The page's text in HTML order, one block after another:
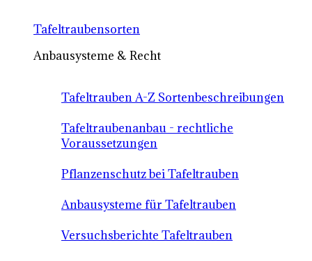
Tafeltraubensorten
Anbausysteme & Recht
Tafeltrauben A-Z Sortenbeschreibungen
Tafeltraubenanbau - rechtliche
Voraussetzungen
Pflanzenschutz bei Tafeltrauben
Anbausysteme für Tafeltrauben
Versuchsberichte Tafeltrauben